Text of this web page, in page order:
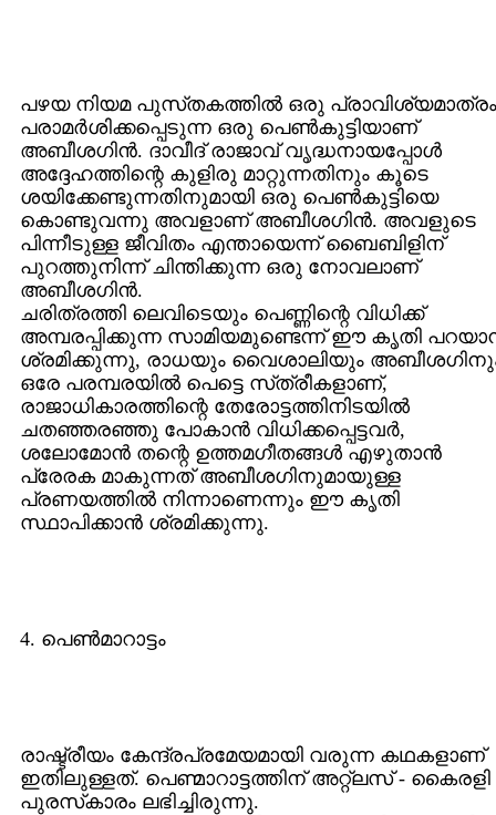
പഴയ നിയമ പുസ്‌തകത്തില്‍ ഒരു പ്രാവിശ്യമാത്രം
പരാമര്‍ശിക്കപ്പെടുന്ന ഒരു പെൺകുട്ടിയാണ്‌
അബീശഗിന്‍. ദാവീദ്‌ രാജാവ്‌ വൃദ്ധനായപ്പോള്‍
അദ്ദേഹത്തിന്റെ കുളിരു മാറ്റുന്നതിനും കൂടെ
ശയിക്കേണ്ടുന്നതിനുമായി ഒരു പെൺകുട്ടിയെ
കൊണ്ടുവന്നു അവളാണ്‌ അബീശഗിന്‍. അവളുടെ
പിന്നീടുള്ള ജീവിതം എന്തായെന്ന് ബൈബിളിന്‌
പുറത്തുനിന്ന് ചിന്തിക്കുന്ന ഒരു നോവലാണ്‌
അബീശഗിന്‍.
ചരിത്രത്തി ലെവിടെയും പെണ്ണിന്റെ വിധിക്ക്‌
അമ്പരപ്പിക്കുന്ന സാമിയമുണ്ടെന്ന് ഈ കൃതി
ശ്രമിക്കുന്നു, രാധയും വൈശാലിയും
ഒരേ പരമ്പരയില്‍ പെട്ടെ സ്‌ത്രീകളാണ്‌,
രാജാധികാരത്തിന്റെ തേരോട്ടത്തിനിടയില്‍
ചതഞ്ഞരഞ്ഞു പോകാന്‍ വിധിക്കപ്പെട്ടവര്‍,
ശലോമോന്‍ തന്റെ ഉത്തമഗീതങ്ങള്‍ എഴുതാന്‍
പ്രേരക മാകുന്നത്‌ അബീശഗിനുമായുള്ള
പ്രണയത്തില്‍ നിന്നാണെന്നും ഈ കൃതി
സ്ഥാപിക്കാന്‍ ശ്രമിക്കുന്നു.
4. പെൺമാറാട്ടം
രാഷ്ട്രീയം കേന്ദ്രപ്രമേയമായി വരുന്ന കഥകളാണ്‌
ഇതിലുള്ളത്‌. പെണ്മാറാട്ടത്തിന്‌ അറ്റ്ലസ്‌ - കൈരളി
പുരസ്‌കാരം ലഭിച്ചിരുന്നു.